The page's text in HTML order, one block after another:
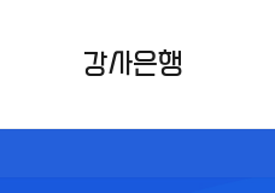
강사은행